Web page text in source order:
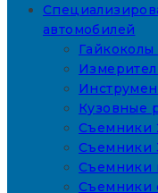
автомобилей
Гайкоколы
Кузовные
Съемники
Съемники
Съемники
Съемники